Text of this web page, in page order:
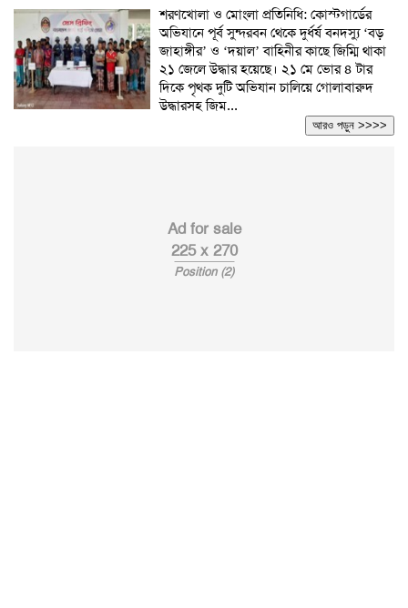
শরণখোলা ও মোংলা প্রতিনিধি: কোস্টগার্ডের
অভিযানে পূর্ব সুন্দরবন থেকে দুর্ধর্ষ বনদস্যু ‘বড়
জাহাঙ্গীর’ ও ‘দয়াল’ বাহিনীর কাছে জিম্মি থাকা
২১ জেলে উদ্ধার হয়েছে। ২১ মে ভোর ৪ টার
দিকে পৃথক দুটি অভিযান চালিয়ে গোলাবারুদ
উদ্ধারসহ জিম...
আরও পড়ুন >>>>
Ad for sale
225 x 270
Position (2)